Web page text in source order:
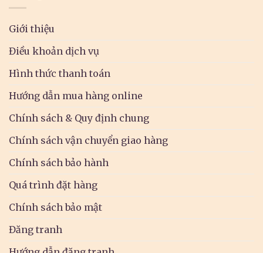
Giới thiệu
Điều khoản dịch vụ
Hình thức thanh toán
Hướng dẫn mua hàng online
Chính sách & Quy định chung
Chính sách vận chuyển giao hàng
Chính sách bảo hành
Quá trình đặt hàng
Chính sách bảo mật
Đăng tranh